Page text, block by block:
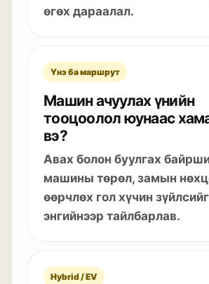
өгөх дараалал.
Үнэ ба маршрут
Машин ачуулах үнийн
тооцоолол юунаас
вэ?
Авах болон буулгах
машины төрөл, замын
өөрчлөх гол хүчин зүйлсийг
энгийнээр тайлбарлав.
Hybrid / EV